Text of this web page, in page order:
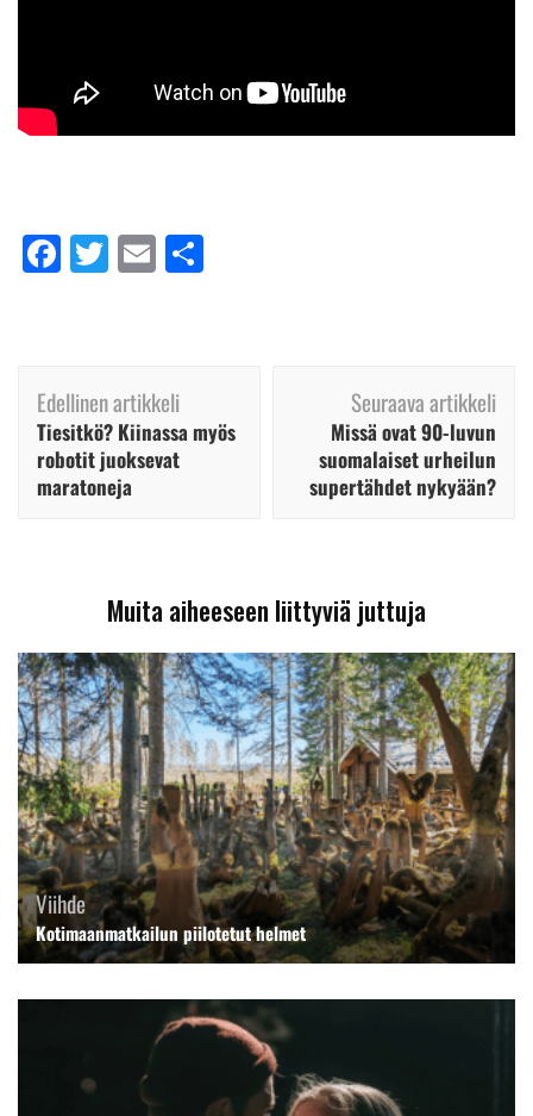
Facebook
Twitter
Email
Artikkelien
selaus
Edellinen artikkeli
Tiesitkö? Kiinassa myös
robotit juoksevat
maratoneja
Seuraava artikkeli
Missä ovat 90-luvun
suomalaiset urheilun
supertähdet nykyään?
Muita aiheeseen liittyviä juttuja
Viihde
Kotimaanmatkailun piilotetut helmet